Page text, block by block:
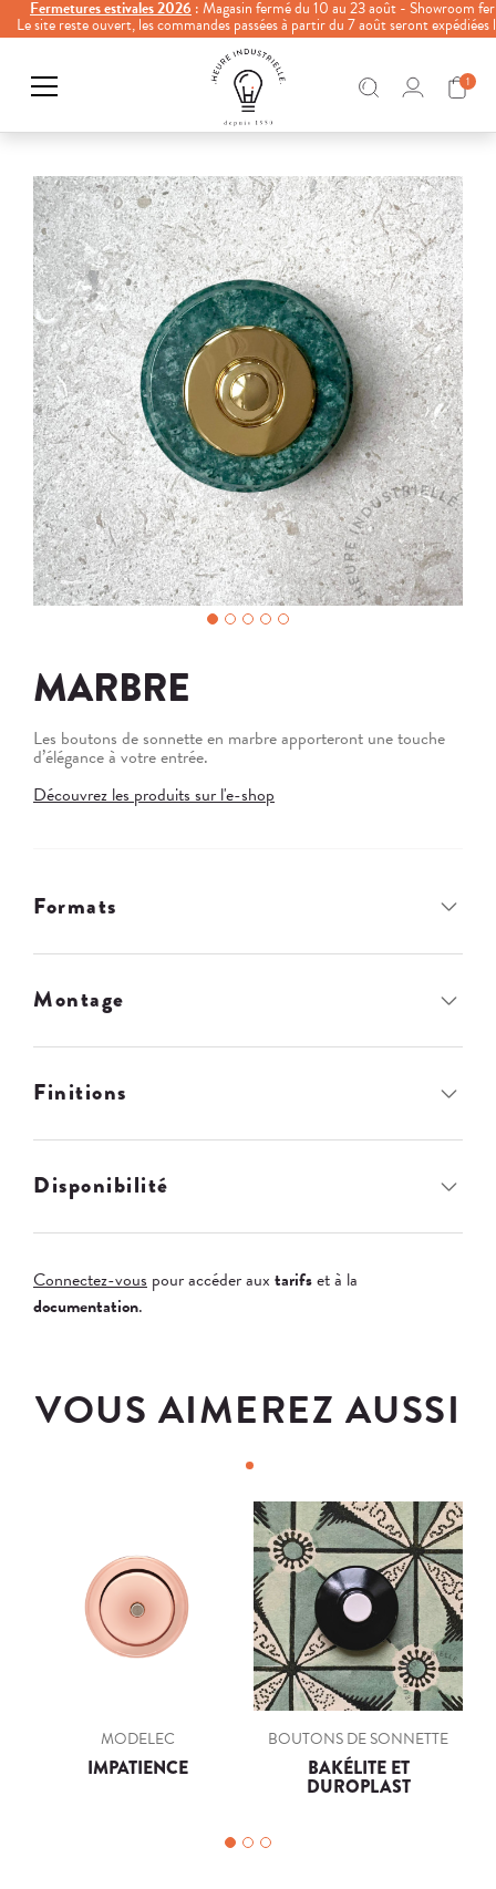
MARBRE
Les boutons de sonnette en marbre apporteront une touche
d’élégance à votre entrée.
Découvrez les produits sur l'e-shop
Formats
Montage
Finitions
Disponibilité
Connectez-vous pour accéder aux tarifset à la
documentation.
VOUS AIMEREZ AUSSI
MODELEC
IMPATIENCE
BOUTONS DE SONNETTE
BAKÉLITE ET
DUROPLAST
Fermetures estivales 2026 : Magasin fermé du 10 au 23 août - Showroom
Le site reste ouvert, les commandes passées à partir du 7 août seront
1